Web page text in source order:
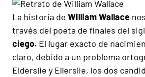
La historia de William Wallace
través del poeta de finales del
ciego. El lugar exacto de
claro, debido a un problema
Elderslie y Ellerslie, los dos